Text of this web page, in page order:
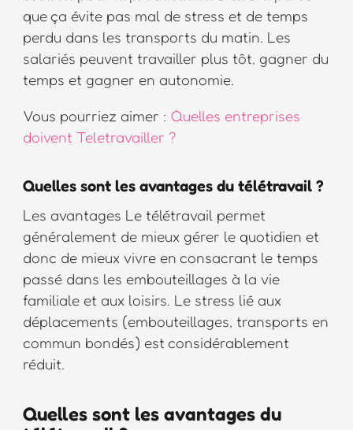
que ça évite pas mal de stress et de temps
perdu dans les transports du matin. Les
salariés peuvent travailler plus tôt, gagner du
temps et gagner en autonomie.
Vous pourriez aimer : Quelles entreprises
doivent Teletravailler ?
Quelles sont les avantages du télétravail ?
Les avantages Le télétravail permet
généralement de mieux gérer le quotidien et
donc de mieux vivre en consacrant le temps
passé dans les embouteillages à la vie
familiale et aux loisirs. Le stress lié aux
déplacements (embouteillages, transports en
commun bondés) est considérablement
réduit.
Quelles sont les avantages du